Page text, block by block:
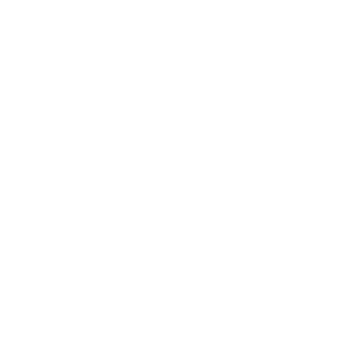
ПРОЦЕСС
приглашение
ВОЗМОЖНО
Также
А также
Доставлять
Подписывать
В ходе
установке
Опыт не нужен,
региональный
В таких
А также в
В